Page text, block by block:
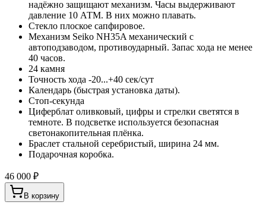
надёжно защищают механизм. Часы выдерживают
давление 10 АТМ. В них можно плавать.
Стекло плоское сапфировое.
Механизм Seiko NH35A механический с
автоподзаводом, противоударный. Запас хода не менее
40 часов.
24 камня
Точность хода -20...+40 сек/сут
Календарь (быстрая установка даты).
Стоп-секунда
Циферблат оливковый, цифры и стрелки светятся в
темноте. В подсветке используется безопасная
светонакопительная плёнка.
Браслет стальной серебристый, ширина 24 мм.
Подарочная коробка.
46 000 ₽
В корзину